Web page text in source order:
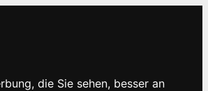
die Sie sehen, besser an